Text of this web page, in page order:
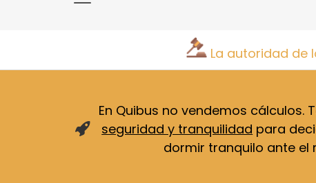
La autoridad de
En Quibus no vendemos cálculos.
seguridad y tranquilidad para
dormir tranquilo ante el